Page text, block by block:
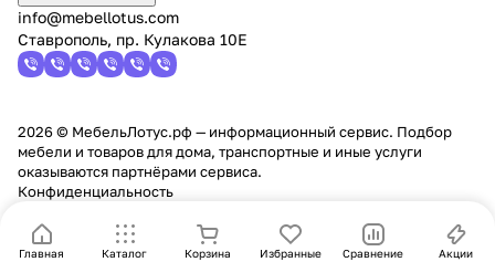
Главная Каталог Корзина Избранные Сравнение Акции
info@mebellotus.com
Ставрополь, пр. Кулакова 10Е
2026 © МебельЛотус.рф — информационный сервис. Подбор
мебели и товаров для дома, транспортные и иные услуги
оказываются партнёрами сервиса.
Конфиденциальность